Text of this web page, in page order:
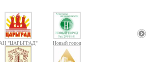
АН "ЦАРЬГРАД" Новый город